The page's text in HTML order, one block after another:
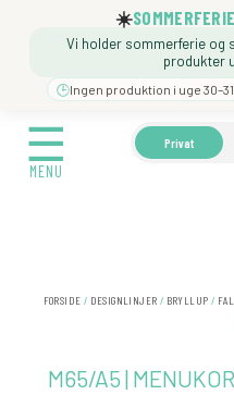
☀️
Vi holder sommerferie og
produkter
🕒Ingen produktion i uge 30–31
☰
MENU
Privat
☰
MENU
🍼 BARNEDÅB
FORSIDE / DESIGNLINJER / BRYLLUP /
M65/A5 |